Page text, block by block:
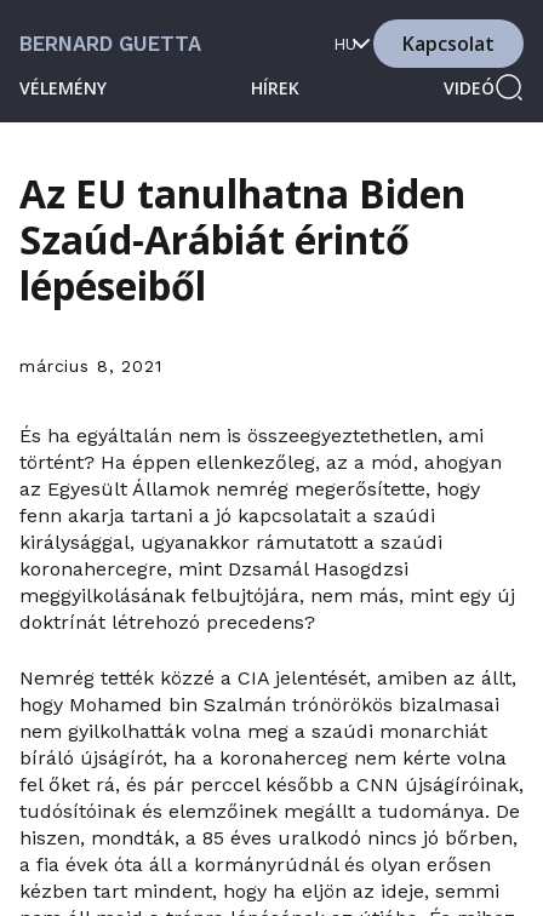
BERNARD GUETTA
VÉLEMÉNY HÍREK VIDEÓ
HU Kapcsolat
Az EU tanulhatna Biden
Szaúd-Arábiát érintő
lépéseiből
március 8, 2021
És ha egyáltalán nem is összeegyeztethetlen, ami
történt? Ha éppen ellenkezőleg, az a mód, ahogyan
az Egyesült Államok nemrég megerősítette, hogy
fenn akarja tartani a jó kapcsolatait a szaúdi
királysággal, ugyanakkor rámutatott a szaúdi
koronahercegre, mint Dzsamál Hasogdzsi
meggyilkolásának felbujtójára, nem más, mint egy új
doktrínát létrehozó precedens?
Nemrég tették közzé a CIA jelentését, amiben az állt,
hogy Mohamed bin Szalmán trónörökös bizalmasai
nem gyilkolhatták volna meg a szaúdi monarchiát
bíráló újságírót, ha a koronaherceg nem kérte volna
fel őket rá, és pár perccel később a CNN újságíróinak,
tudósítóinak és elemzőinek megállt a tudománya. De
hiszen, mondták, a 85 éves uralkodó nincs jó bőrben,
a fia évek óta áll a kormányrúdnál és olyan erősen
kézben tart mindent, hogy ha eljön az ideje, semmi